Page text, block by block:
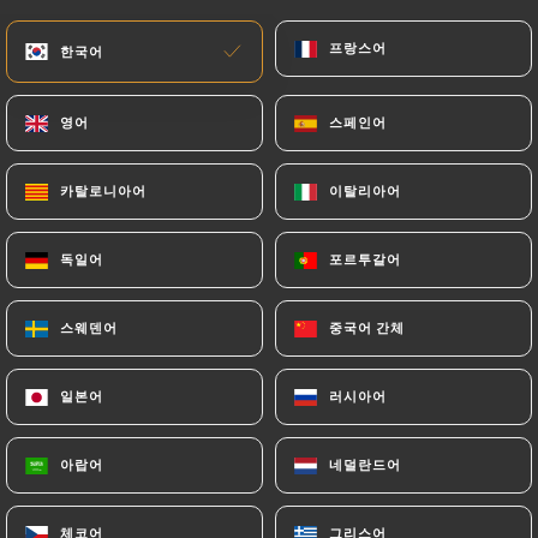
메뉴
한국어 프랑스어
영어 스페인어
카탈로니아어 이탈리아어
독일어 포르투갈어
스웨덴어 중국어 간체
일본어 러시아어
아랍어 네덜란드어
체코어 그리스어
홈/연락처
연락처
Kare-Ramen & Curry
한국어 프랑스어
영어 스페인어
카탈로니아어 이탈리아어
독일어 포르투갈어
스웨덴어 중국어 간체
일본어 러시아어
아랍어 네덜란드어
체코어 그리스어